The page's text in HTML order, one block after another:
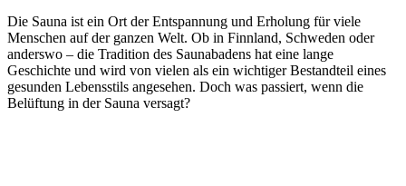
Die Sauna ist ein Ort der Entspannung und Erholung für viele
Menschen auf der ganzen Welt. Ob in Finnland, Schweden oder
anderswo – die Tradition des Saunabadens hat eine lange
Geschichte und wird von vielen als ein wichtiger Bestandteil eines
gesunden Lebensstils angesehen. Doch was passiert, wenn die
Belüftung in der Sauna versagt?